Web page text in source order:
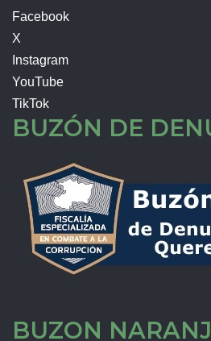
Facebook
X
Instagram
YouTube
TikTok
BUZÓN DE
BUZON